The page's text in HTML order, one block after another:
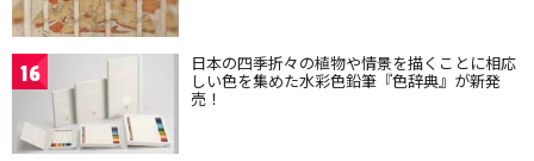
16 日本の四季折々の植物や情景を描くことに相応
しい色を集めた水彩色鉛筆『色辞典』が新発
売！